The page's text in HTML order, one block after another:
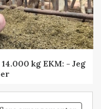
kg EKM: - Jeg